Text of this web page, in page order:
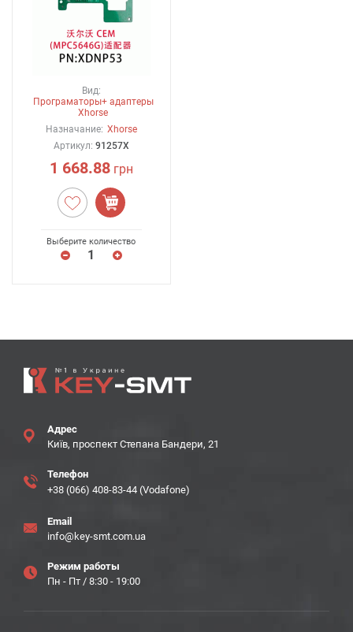
Вид:
Програматоры+ адаптеры
Xhorse
Назначание: Xhorse
Артикул: 91257X
1 668.88грн
Выберите количество
Адрес
Київ, проспект Степана Бандери, 21
Телефон
+38 (066) 408-83-44 (Vodafone)
Email
info@key-smt.com.ua
Режим работы
Пн - Пт / 8:30 - 19:00